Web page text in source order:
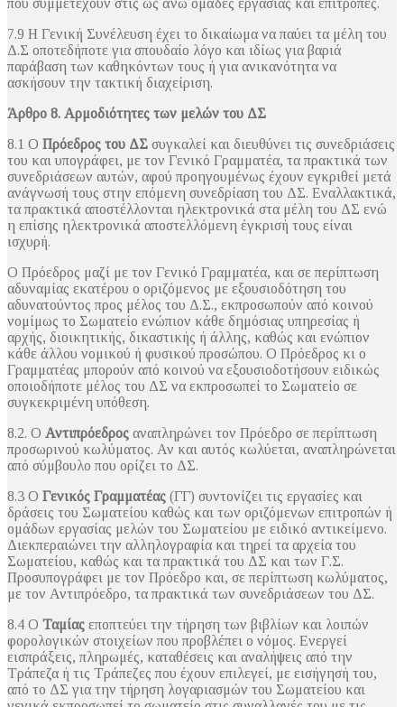
7.9 Η Γενική Συνέλευση έχει το δικαίωμα να παύει τα μέλη του
Δ.Σ οποτεδήποτε για σπουδαίο λόγο και ιδίως για βαριά
παράβαση των καθηκόντων τους ή για ανικανότητα να
ασκήσουν την τακτική διαχείριση.
Άρθρο 8. Αρμοδιότητες των μελών του ΔΣ
8.1 Ο Πρόεδρος του ΔΣ συγκαλεί και διευθύνει τις συνεδριάσεις
του και υπογράφει, με τον Γενικό Γραμματέα, τα πρακτικά των
συνεδριάσεων αυτών, αφού προηγουμένως έχουν εγκριθεί μετά
ανάγνωσή τους στην επόμενη συνεδρίαση του ΔΣ. Εναλλακτικά,
τα πρακτικά αποστέλλονται ηλεκτρονικά στα μέλη του ΔΣ ενώ
η επίσης ηλεκτρονικά αποστελλόμενη έγκρισή τους είναι
ισχυρή.
Ο Πρόεδρος μαζί με τον Γενικό Γραμματέα, και σε περίπτωση
αδυναμίας εκατέρου ο οριζόμενος με εξουσιοδότηση του
αδυνατούντος προς μέλος του Δ.Σ., εκπροσωπούν από κοινού
νομίμως το Σωματείο ενώπιον κάθε δημόσιας υπηρεσίας ή
αρχής, διοικητικής, δικαστικής ή άλλης, καθώς και ενώπιον
κάθε άλλου νομικού ή φυσικού προσώπου. Ο Πρόεδρος κι ο
Γραμματέας μπορούν από κοινού να εξουσιοδοτήσουν ειδικώς
οποιοδήποτε μέλος του ΔΣ να εκπροσωπεί το Σωματείο σε
συγκεκριμένη υπόθεση.
8.2. Ο Αντιπρόεδρος αναπληρώνει τον Πρόεδρο σε περίπτωση
προσωρινού κωλύματος. Αν και αυτός κωλύεται, αναπληρώνεται
από σύμβουλο που ορίζει το ΔΣ.
8.3 Ο Γενικός Γραμματέας (ΓΓ) συντονίζει τις εργασίες και
δράσεις του Σωματείου καθώς και των οριζόμενων επιτροπών ή
ομάδων εργασίας μελών του Σωματείου με ειδικό αντικείμενο.
Διεκπεραιώνει την αλληλογραφία και τηρεί τα αρχεία του
Σωματείου, καθώς και τα πρακτικά του ΔΣ και των Γ.Σ.
Προσυπογράφει με τον Πρόεδρο και, σε περίπτωση κωλύματος,
με τον Αντιπρόεδρο, τα πρακτικά των συνεδριάσεων του ΔΣ.
8.4 Ο Ταμίας εποπτεύει την τήρηση των βιβλίων και λοιπών
φορολογικών στοιχείων που προβλέπει ο νόμος. Ενεργεί
εισπράξεις, πληρωμές, καταθέσεις και αναλήψεις από την
Τράπεζα ή τις Τράπεζες που έχουν επιλεγεί, με εισήγησή του,
από το ΔΣ για την τήρηση λογαριασμών του Σωματείου και